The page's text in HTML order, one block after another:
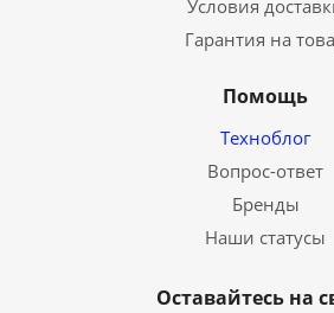
Условия
Гарантия на
Помощь
Техноблог
Вопрос-ответ
Бренды
Наши статусы
Оставайтесь на